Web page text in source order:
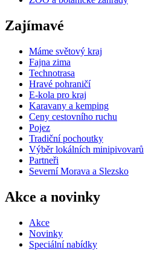
Zajímavé
Máme světový kraj
Fajna zima
Technotrasa
Hravé pohraničí
E-kola pro kraj
Karavany a kemping
Ceny cestovního ruchu
Pojez
Tradiční pochoutky
Výběr lokálních minipivovarů
Partneři
Severní Morava a Slezsko
Akce a novinky
Akce
Novinky
Speciální nabídky